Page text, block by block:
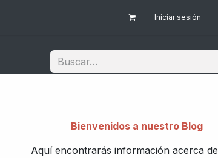
Iniciar sesión
Bienvenidos a nuestro Blog
Aquí encontrarás información acerca de